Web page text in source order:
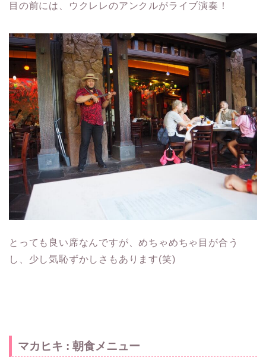
目の前には、ウクレレのアンクルがライブ演奏！
とっても良い席なんですが、めちゃめちゃ目が合う
し、少し気恥ずかしさもあります(笑)
マカヒキ : 朝食メニュー